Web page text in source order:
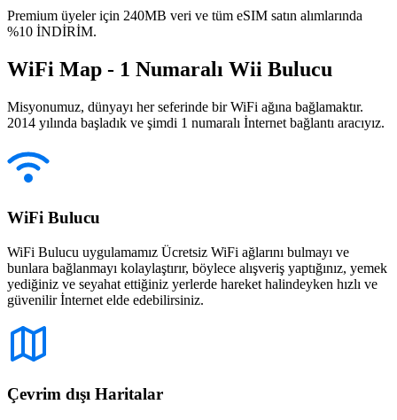
Premium üyeler için 240MB veri ve tüm eSIM satın alımlarında
%10 İNDİRİM.
WiFi Map - 1 Numaralı Wii Bulucu
Misyonumuz, dünyayı her seferinde bir WiFi ağına bağlamaktır.
2014 yılında başladık ve şimdi 1 numaralı İnternet bağlantı aracıyız.
WiFi Bulucu
WiFi Bulucu uygulamamız Ücretsiz WiFi ağlarını bulmayı ve
bunlara bağlanmayı kolaylaştırır, böylece alışveriş yaptığınız, yemek
yediğiniz ve seyahat ettiğiniz yerlerde hareket halindeyken hızlı ve
güvenilir İnternet elde edebilirsiniz.
Çevrim dışı Haritalar